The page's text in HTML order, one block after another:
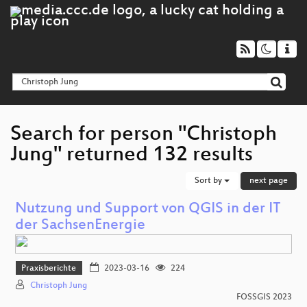
Search for person "Christoph
Jung" returned 132 results
Sort by next page
Nutzung und Support von QGIS in der IT
der SachsenEnergie
Praxisberichte 2023-03-16
224
Christoph Jung
FOSSGIS 2023